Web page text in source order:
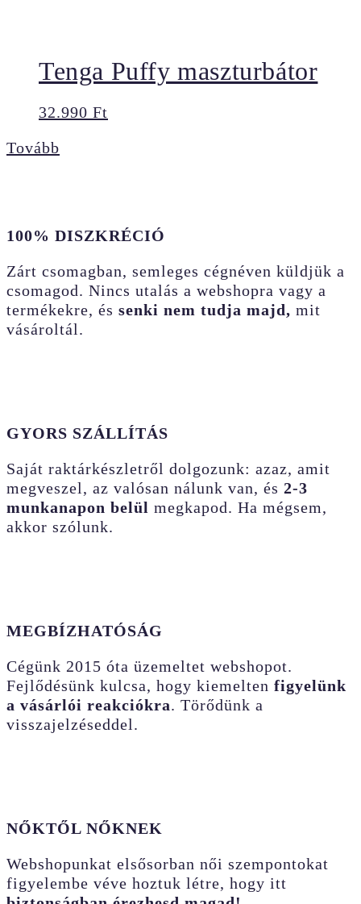
Tenga Puffy maszturbátor
32.990 Ft
Tovább
100% DISZKRÉCIÓ
Zárt csomagban, semleges cégnéven küldjük a
csomagod. Nincs utalás a webshopra vagy a
termékekre, és senki nem tudja majd, mit
vásároltál.
GYORS SZÁLLÍTÁS
Saját raktárkészletről dolgozunk: azaz, amit
megveszel, az valósan nálunk van, és 2-3
munkanapon belül megkapod. Ha mégsem,
akkor szólunk.
MEGBÍZHATÓSÁG
Cégünk 2015 óta üzemeltet webshopot.
Fejlődésünk kulcsa, hogy kiemelten figyelünk
a vásárlói reakciókra. Törődünk a
visszajelzéseddel.
NŐKTŐL NŐKNEK
Webshopunkat elsősorban női szempontokat
figyelembe véve hoztuk létre, hogy itt